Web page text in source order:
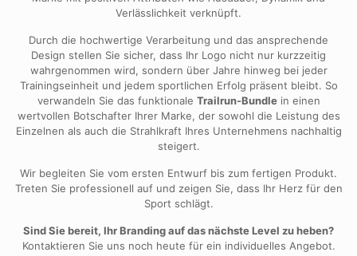
Verlässlichkeit verknüpft.
Durch die hochwertige Verarbeitung und das ansprechende
Design stellen Sie sicher, dass Ihr Logo nicht nur kurzzeitig
wahrgenommen wird, sondern über Jahre hinweg bei jeder
Trainingseinheit und jedem sportlichen Erfolg präsent bleibt. So
verwandeln Sie das funktionale Trailrun-Bundlein einen
wertvollen Botschafter Ihrer Marke, der sowohl die Leistung des
Einzelnen als auch die Strahlkraft Ihres Unternehmens nachhaltig
steigert.
Wir begleiten Sie vom ersten Entwurf bis zum fertigen Produkt.
Treten Sie professionell auf und zeigen Sie, dass Ihr Herz für den
Sport schlägt.
Sind Sie bereit, Ihr Branding auf das nächste Level zu heben?
Kontaktieren Sie uns noch heute für ein individuelles Angebot.